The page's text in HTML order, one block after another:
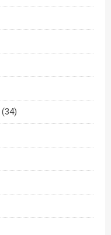
(34)